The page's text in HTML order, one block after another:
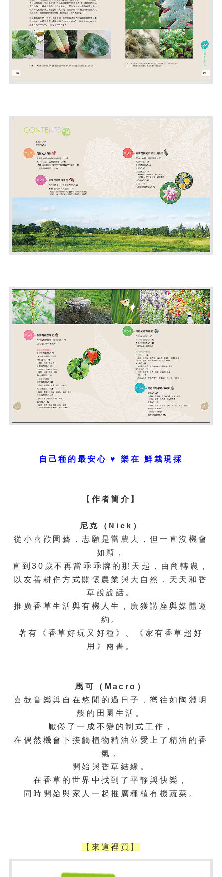
自己種的最安心 ♥ 樂在 鮮栽現採
【作者簡介】
尼克（Nick）
從小喜歡園藝，志願是當農夫，但一直沒機會
如願，
直到30歲不再當乖乖牌的那天起，由商轉農，
以友善耕作方式關懷農業與大自然，天天和香
草說說話。
推廣香草生活與有機人生，廣獲講座與媒體邀
約。
著有《香草好玩又好種》、《家有香草超好
用》兩書。
馬可（Macro）
喜歡音樂與自在悠閒的過日子，嚮往如陶淵明
般的田園生活。
厭倦了一成不變的制式工作，
在偶然機會下接觸植物精油並愛上了精油的香
氣，
開始與香草結緣。
在香草的世界中找到了平靜與快樂，
同時開始與家人一起推廣種植有機蔬菜。
【來這裡買】